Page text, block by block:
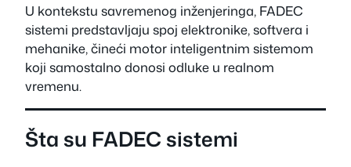
U kontekstu savremenog inženjeringa, FADEC
sistemi predstavljaju spoj elektronike, softvera i
mehanike, čineći motor inteligentnim sistemom
koji samostalno donosi odluke u realnom
vremenu.
Šta su FADEC sistemi